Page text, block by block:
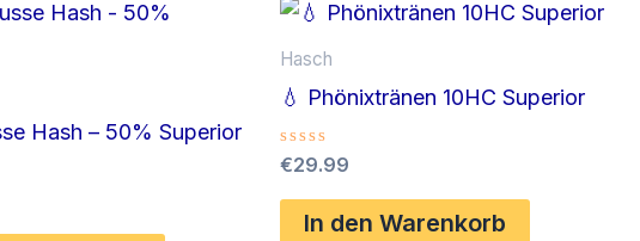
Hash – 50% Superior
Hasch
💧 Phönixtränen 10HC Superior
Bewertet
0
von
€29.99
In den Warenkorb